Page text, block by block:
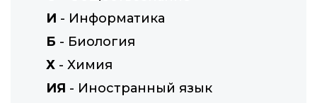
И - Информатика
Б - Биология
Х - Химия
ИЯ - Иностранный язык